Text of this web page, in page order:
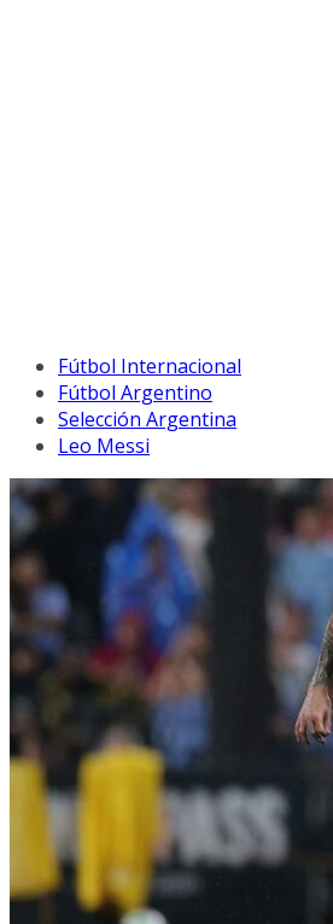
Fútbol Internacional
Fútbol Argentino
Selección Argentina
Leo Messi